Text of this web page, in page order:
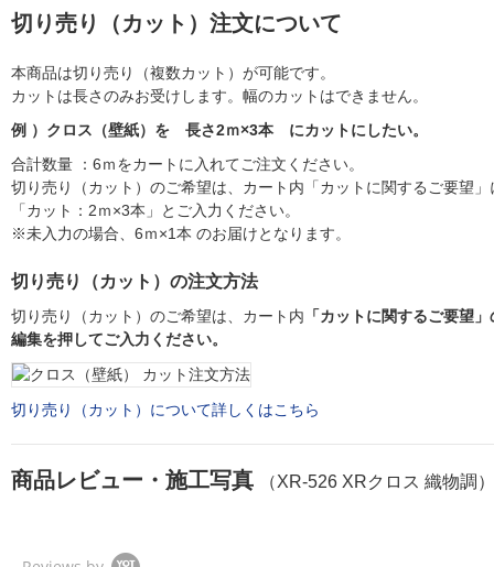
切り売り（カット）注文について
本商品は切り売り（複数カット）が可能です。
カットは長さのみお受けします。幅のカットはできません。
例 ）クロス（壁紙）を 長さ2ｍ×3本 にカットにしたい。
合計数量 ：6ｍをカートに入れてご注文ください。
切り売り（カット）のご希望は、カート内「カットに関するご要望」
「カット：2ｍ×3本」とご入力ください。
※未入力の場合、6ｍ×1本 のお届けとなります。
切り売り（カット）の注文方法
切り売り（カット）のご希望は、カート内 「カットに関するご要望」
編集を押してご入力ください。
切り売り（カット）について詳しくはこちら
商品レビュー・施工写真 （XR-526 XRクロス 織物調）